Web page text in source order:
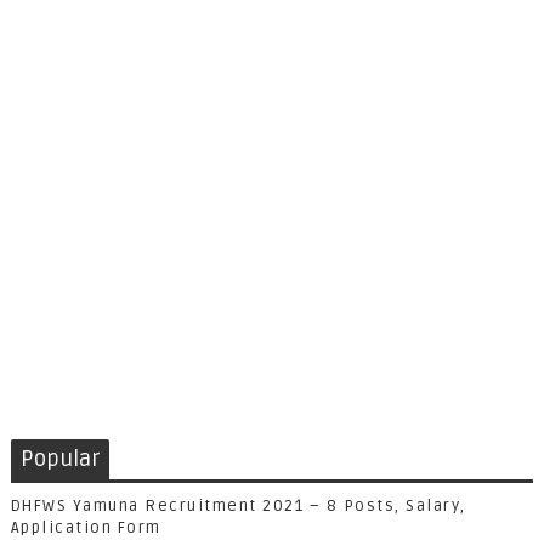
Popular
DHFWS Yamuna Recruitment 2021 – 8 Posts, Salary,
Application Form